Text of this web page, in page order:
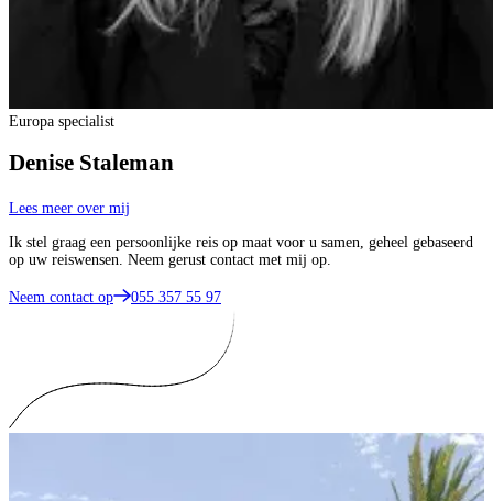
Europa specialist
Denise Staleman
Lees meer over mij
Ik stel graag een persoonlijke reis op maat voor u samen, geheel gebaseerd
op uw reiswensen. Neem gerust contact met mij op.
Neem contact op 055 357 55 97